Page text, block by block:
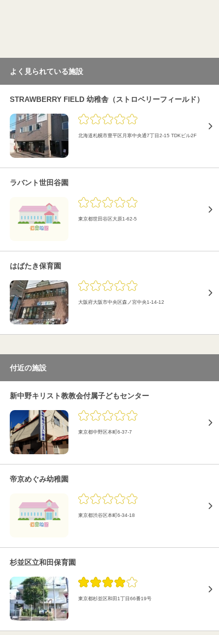
よく見られている施設
STRAWBERRY FIELD 幼稚舎（ストロベリーフィールド）
北海道札幌市豊平区月寒中央通7丁目2-15 TDKビル2F
ラバント世田谷園
東京都世田谷区大原1-62-5
はばたき保育園
大阪府大阪市中央区森ノ宮中央1-14-12
付近の施設
新中野キリスト教教会付属子どもセンター
東京都中野区本町6-37-7
帝京めぐみ幼稚園
東京都渋谷区本町6-34-18
杉並区立和田保育園
東京都杉並区和田1丁目66番19号